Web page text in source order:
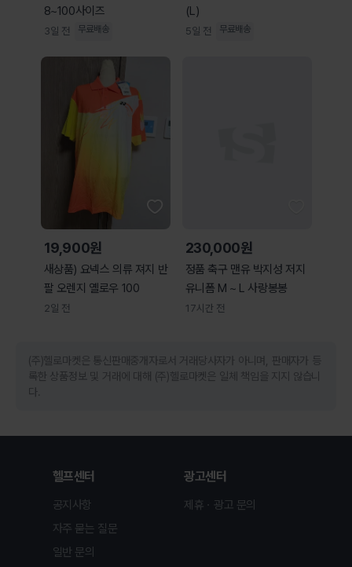
8~100사이즈
3일 전 무료배송
(L)
5일 전 무료배송
19,900원
새상품) 요넥스 의류 져지 반
팔 오렌지 옐로우 100
2일 전
230,000원
정품 축구 맨유 박지성 저지
유니폼 M ~ L 사랑봉봉
17시간 전
(주)헬로마켓은 통신판매중개자로서 거래당사자가 아니며, 판매자가 등
록한 상품정보 및 거래에 대해 (주)헬로마켓은 일체 책임을 지지 않습니
다.
헬프센터
공지사항
자주 묻는 질문
일반 문의
광고센터
제휴ㆍ광고 문의